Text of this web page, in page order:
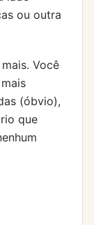
ou outra
Você
(óbvio),
que